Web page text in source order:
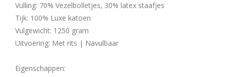
Vulling: 70% Vezelbolletjes, 30% latex staafjes
Tijk: 100% Luxe katoen
Vulgewicht: 1250 gram
Uitvoering: Met rits | Navulbaar
Eigenschappen: